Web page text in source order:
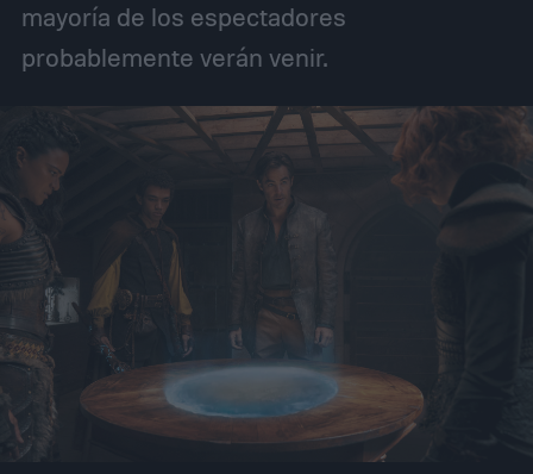
mayoría de los espectadores
probablemente verán venir.